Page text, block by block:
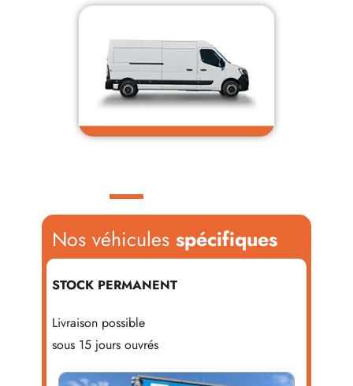
Loading...
Nos véhicules spécifiques
STOCK PERMANENT
Livraison possible
sous 15 jours ouvrés